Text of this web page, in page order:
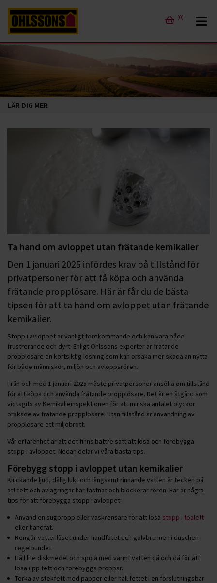
(0)
LÄR DIG MER
Ta hand om avloppet utan frätande kemikalier
Den 1 januari 2025 infördes krav på tillstånd för
privatpersoner för att få köpa och använda
frätande propplösare. Här är får du de bästa
tipsen för att ta hand om avloppet utan frätande
kemikalier.
Stopp i avloppet är vanligt förekommande och kan vara både
frustrerande och dyrt. Enligt Ohlssons experter är frätande
propplösare en kortsiktig lösning som kan orsaka mer skada än nytta
för både människor, miljön och avloppsrören.
Från och med 1 januari 2025 måste privatpersoner ansöka om tillstånd
för att köpa och använda frätande propplösare. Det är en åtgärd som
vidtagits av Kemikalieinspektionen för att minska antalet olyckor
orskade av frätande propplösare. Utan tillstånd är användning av
propplösare ett miljöbrott.
Vår erfarenhet är att det finns bättre sätt att lösa och förebygga
stopp i avloppet. Nedan delar vi våra bästa tips.
Förebygg stopp i avloppet utan kemikalier
Kluckande ljud, dålig lukt och långsamt rinnande vatten är tecken på
att fett och avlagringar har fastnat och blockerar rören. Här är några
tips för att förebygga stopp i avloppet:
Använd en sugpropp eller vaskrensare för att lösa stopp i toalett
eller handfat.
Rengör vattenlåset under handfatet och golvbrunnen i duschen
regelbundet.
Häll lite diskmedel och spola med varmt vatten då och då för att
lösa upp fett och förebygga proppar.
Torka av stekfett med papper eller häll fettet i en förslutningsbar